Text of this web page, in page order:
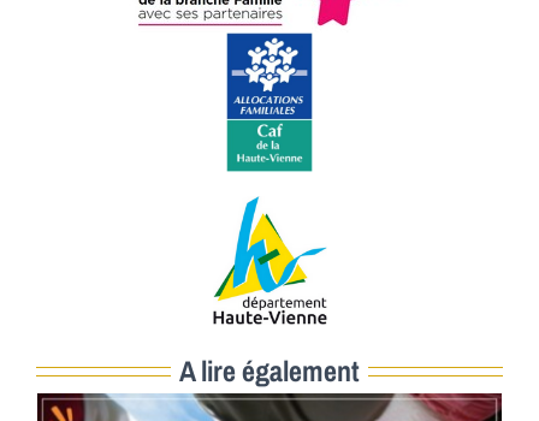
A lire également